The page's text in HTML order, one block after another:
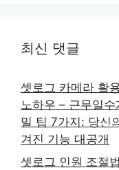
최신 댓글
셋로그 카메라 활
노하우 – 근무일수
밀 팁 7가지: 당신
겨진 기능 대공개
셋로그 인원 조절